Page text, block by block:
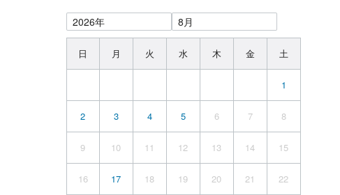
日 月 火 水 木 金 土
1
2 3 4 5 6 7 8
9 10 11 12 13 14 15
16 17 18 19 20 21 22